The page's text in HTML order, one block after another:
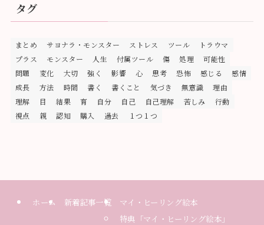
タグ
まとめ サヨナラ・モンスター ストレス ツール
トラウマ
プラス
モンスター 人生 付属ツール 傷 処理
可能性
問題
変化 大切 強く 影響 心 思考 恐怖 感じる
感情
成長
方法 時間 書く 書くこと 気づき 無意識
理由
理解
目 結果 育 自分 自己 自己理解 苦しみ
行動
視点
親 認知 購入 過去 １つ１つ
ホーム 新着記事一覧
マイ・ヒーリング絵本
特典「マイ・ヒーリング絵本」